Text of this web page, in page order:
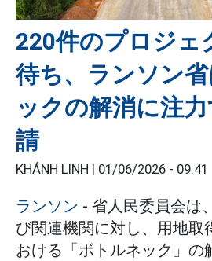
220件のプロジェ
待ち、ランソン
ックの解消に注
請
KHÁNH LINH | 01/06/2026 - 09:41
ランソン - 省人民委員会は
び関連機関に対し、用地取
おける「ボトルネック」の